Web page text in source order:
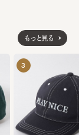
もっと見る
3